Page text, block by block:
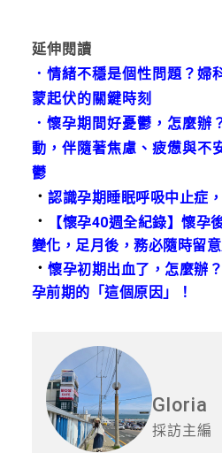
延伸閱讀
． 情緒不穩是個性問題？
蒙起伏的關鍵時刻
． 懷孕期間好憂鬱，怎麼辦
動，伴隨著焦慮、疲憊與不
鬱
．認識孕期睡眠呼吸中止症
．
【懷孕40週全紀錄】懷孕
變化，足月後，務必隨時留
．懷孕初期出血了，怎麼辦
孕前期的「這個原因」！
Gloria
採訪主編